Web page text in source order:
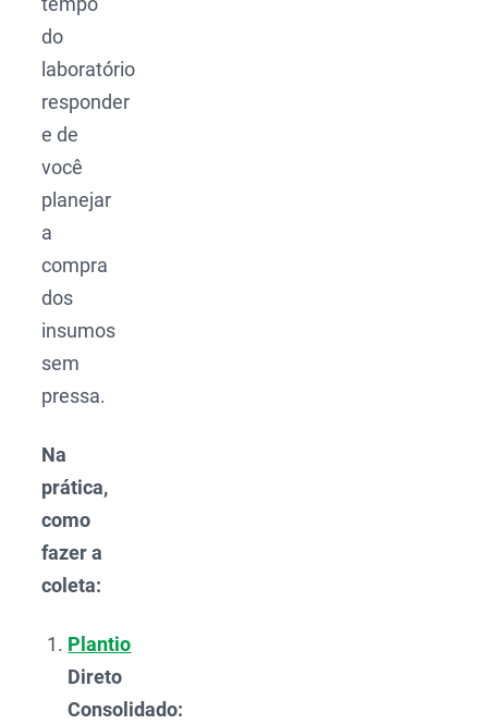
do
laboratório
responder
e de
você
planejar
a
compra
dos
insumos
sem
pressa.
Na
prática,
como
fazer a
coleta:
Plantio
Direto
Consolidado: